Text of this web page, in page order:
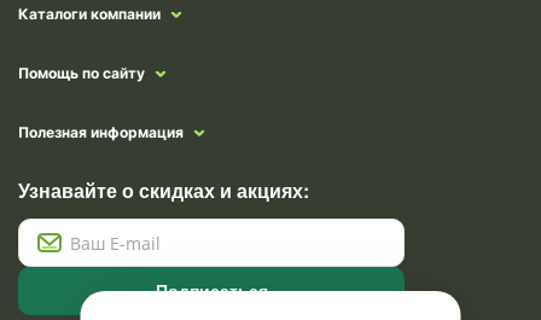
Каталоги компании
Помощь по сайту
Полезная информация
Узнавайте о скидках и акциях:
Подписаться